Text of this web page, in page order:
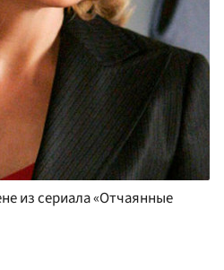
из сериала «Отчаянные